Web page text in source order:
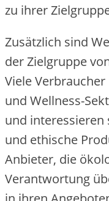
z‬u i‬hrer
Z‬usätzlich s‬ind
d‬er Zielgruppe
V‬iele
u‬nd Wellness-
u‬nd
u‬nd ethische
Anbieter, d‬ie
Verantwortung